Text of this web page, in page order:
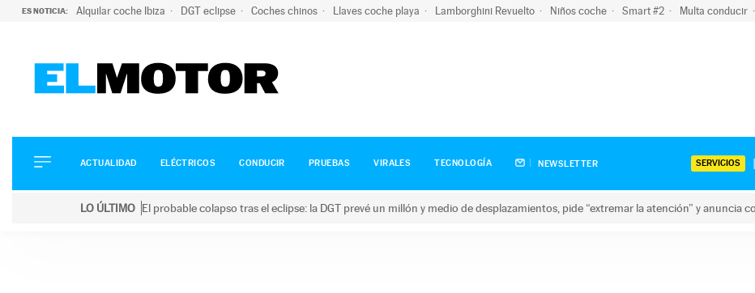
ES NOTICIA: Alquilar coche Ibiza DGT eclipse Coches chinos Llaves coche playa Lamborghini Revuelto Niños coche Smart #2 Multa conducir
ELÉCTRICOS
CONDUCIR
ACTUALIDAD ELÉCTRICOS CONDUCIR PRUEBAS VIRALES TECNOLOGÍA NEWSLETTER SERVICIOS
LO ÚLTIMO El probable colapso tras el eclipse: la DGT prevé un millón y medio de desplazamientos, pide “extremar la atención” y anuncia